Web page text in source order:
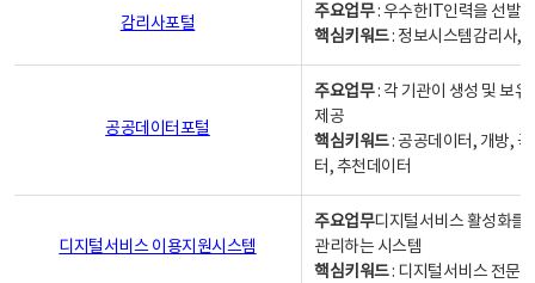
감리사포털
주요업무: 우수한IT인력을 선발
핵심키워드: 정보시스템감리사,
공공데이터포털
주요업무: 각 기관이 생성 및 보
제공
핵심키워드: 공공데이터, 개방,
터, 추천데이터
디지털서비스 이용지원시스템
주요업무디지털서비스 활성화를
관리하는 시스템
핵심키워드: 디지털서비스 전문